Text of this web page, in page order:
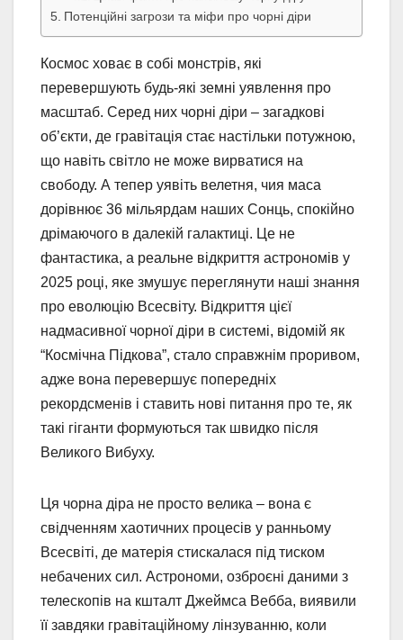
Потенційні загрози та міфи про чорні діри
Космос ховає в собі монстрів, які
перевершують будь-які земні уявлення про
масштаб. Серед них чорні діри – загадкові
об’єкти, де гравітація стає настільки потужною,
що навіть світло не може вирватися на
свободу. А тепер уявіть велетня, чия маса
дорівнює 36 мільярдам наших Сонць, спокійно
дрімаючого в далекій галактиці. Це не
фантастика, а реальне відкриття астрономів у
2025 році, яке змушує переглянути наші знання
про еволюцію Всесвіту. Відкриття цієї
надмасивної чорної діри в системі, відомій як
“Космічна Підкова”, стало справжнім проривом,
адже вона перевершує попередніх
рекордсменів і ставить нові питання про те, як
такі гіганти формуються так швидко після
Великого Вибуху.
Ця чорна діра не просто велика – вона є
свідченням хаотичних процесів у ранньому
Всесвіті, де матерія стискалася під тиском
небачених сил. Астрономи, озброєні даними з
телескопів на кшталт Джеймса Вебба, виявили
її завдяки гравітаційному лінзуванню, коли